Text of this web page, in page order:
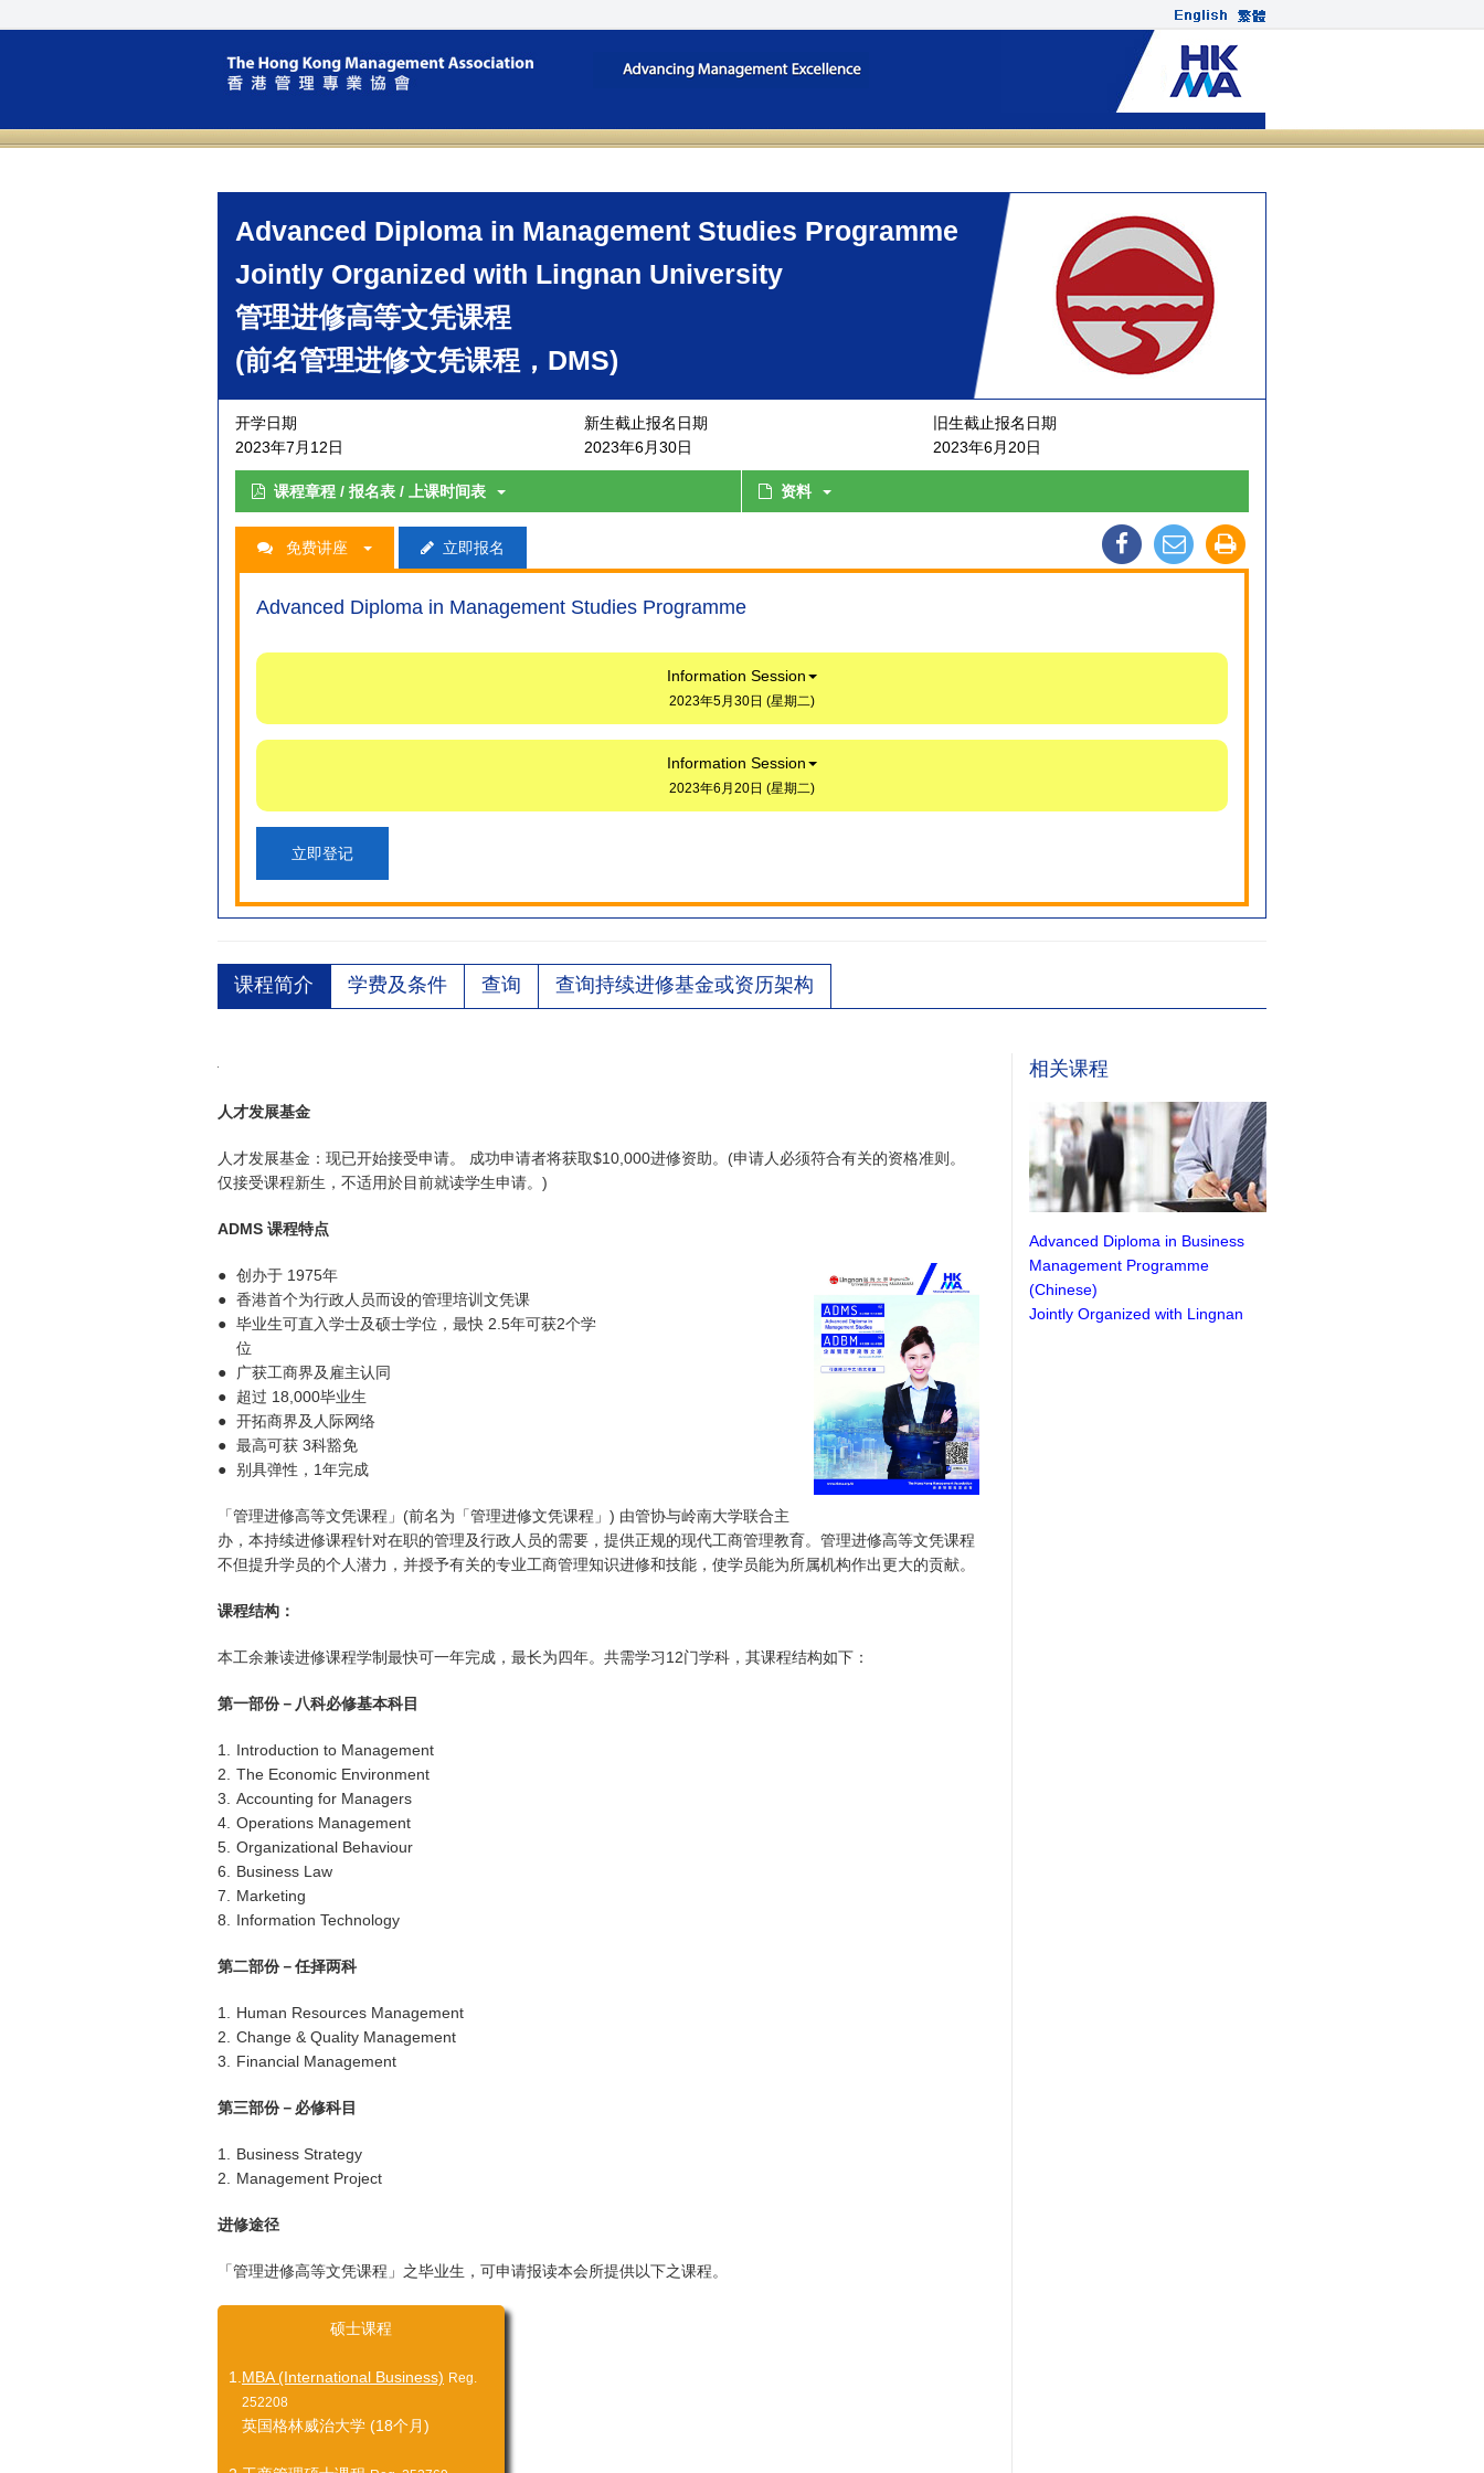
Advanced Diploma in Management Studies Programme
Jointly Organized with Lingnan University
管理进修高等文凭课程
(前名管理进修文凭课程，DMS)
开学日期
2023年7月12日
新生截止报名日期
2023年6月30日
旧生截止报名日期
2023年6月20日
课程章程 / 报名表 / 上课时间表 资料
立即报名
分
F
e
电
友
列
Advanced Diploma in Management Studies Programme
Information Session
2023年5月30日 (星期二)
Information Session
2023年6月20日 (星期二)
立即登记
课程简介 学费及条件 查询 查询持续进修基金或资历架构
人才发展基金
人才发展基金：现已开始接受申请。 成功申请者将获取$10,000进修资助。(申请人必须符合有关的资格准则。
仅接受课程新生，不适用於目前就读学生申请。)
ADMS 课程特点
● 创办于 1975年
● 香港首个为行政人员而设的管理培训文凭课
● 毕业生可直入学士及硕士学位，最快 2.5年可获2个学
位
●
广获工商界及雇主认同
●
超过 18,000毕业生
● 开拓商界及人际网络
● 最高可获 3科豁免
● 别具弹性，1年完成
「管理进修高等文凭课程」(前名为「管理进修文凭课程」) 由管协与岭南大学联合主
办，本持续进修课程针对在职的管理及行政人员的需要，提供正规的现代工商管理教育。管理进修高等文凭课程
不但提升学员的个人潜力，并授予有关的专业工商管理知识进修和技能，使学员能为所属机构作出更大的贡献。
课程结构：
本工余兼读进修课程学制最快可一年完成，最长为四年。共需学习12门学科，其课程结构如下：
第一部份－八科必修基本科目
1.
Introduction to Management
2.
The Economic Environment
3.
Accounting for Managers
4. Operations Management
5. Organizational Behaviour
6.
Business Law
7.
Marketing
8.
Information Technology
第二部份－任择两科
1.
Human Resources Management
2.
Change & Quality Management
3.
Financial Management
第三部份－必修科目
1.
Business Strategy
2.
Management Project
进修途径
「管理进修高等文凭课程」之毕业生，可申请报读本会所提供以下之课程。
硕士课程
1. MBA (International Business) Reg.
252208
英国格林威治大学 (18个月)
相关课程
Advanced Diploma in Business
Management Programme
(Chinese)
Jointly Organized with Lingnan